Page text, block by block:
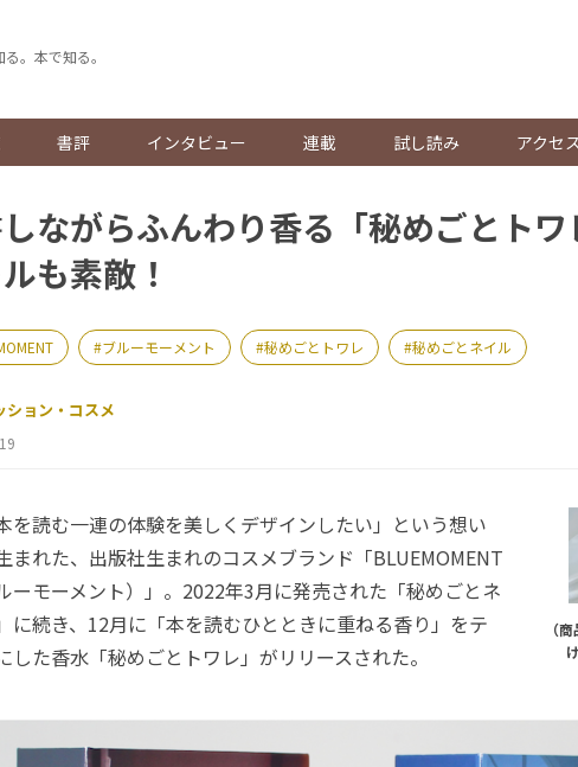
。本で知る。
書評 インタビュー 連載 試し読み アクセ
ながらふんわり香る「秘めごとト
も素敵！
ブルーモーメント 秘めごとトワレ 秘めごとネイル
ション・コスメ
（
を読む一連の体験を美しくデザインしたい」という想い
まれた、出版社生まれのコスメブランド「BLUEMOMENT
ルーモーメント）」。2022年3月に発売された「秘めごとネ
に続き、12月に「本を読むひとときに重ねる香り」をテ
した香水「秘めごとトワレ」がリリースされた。